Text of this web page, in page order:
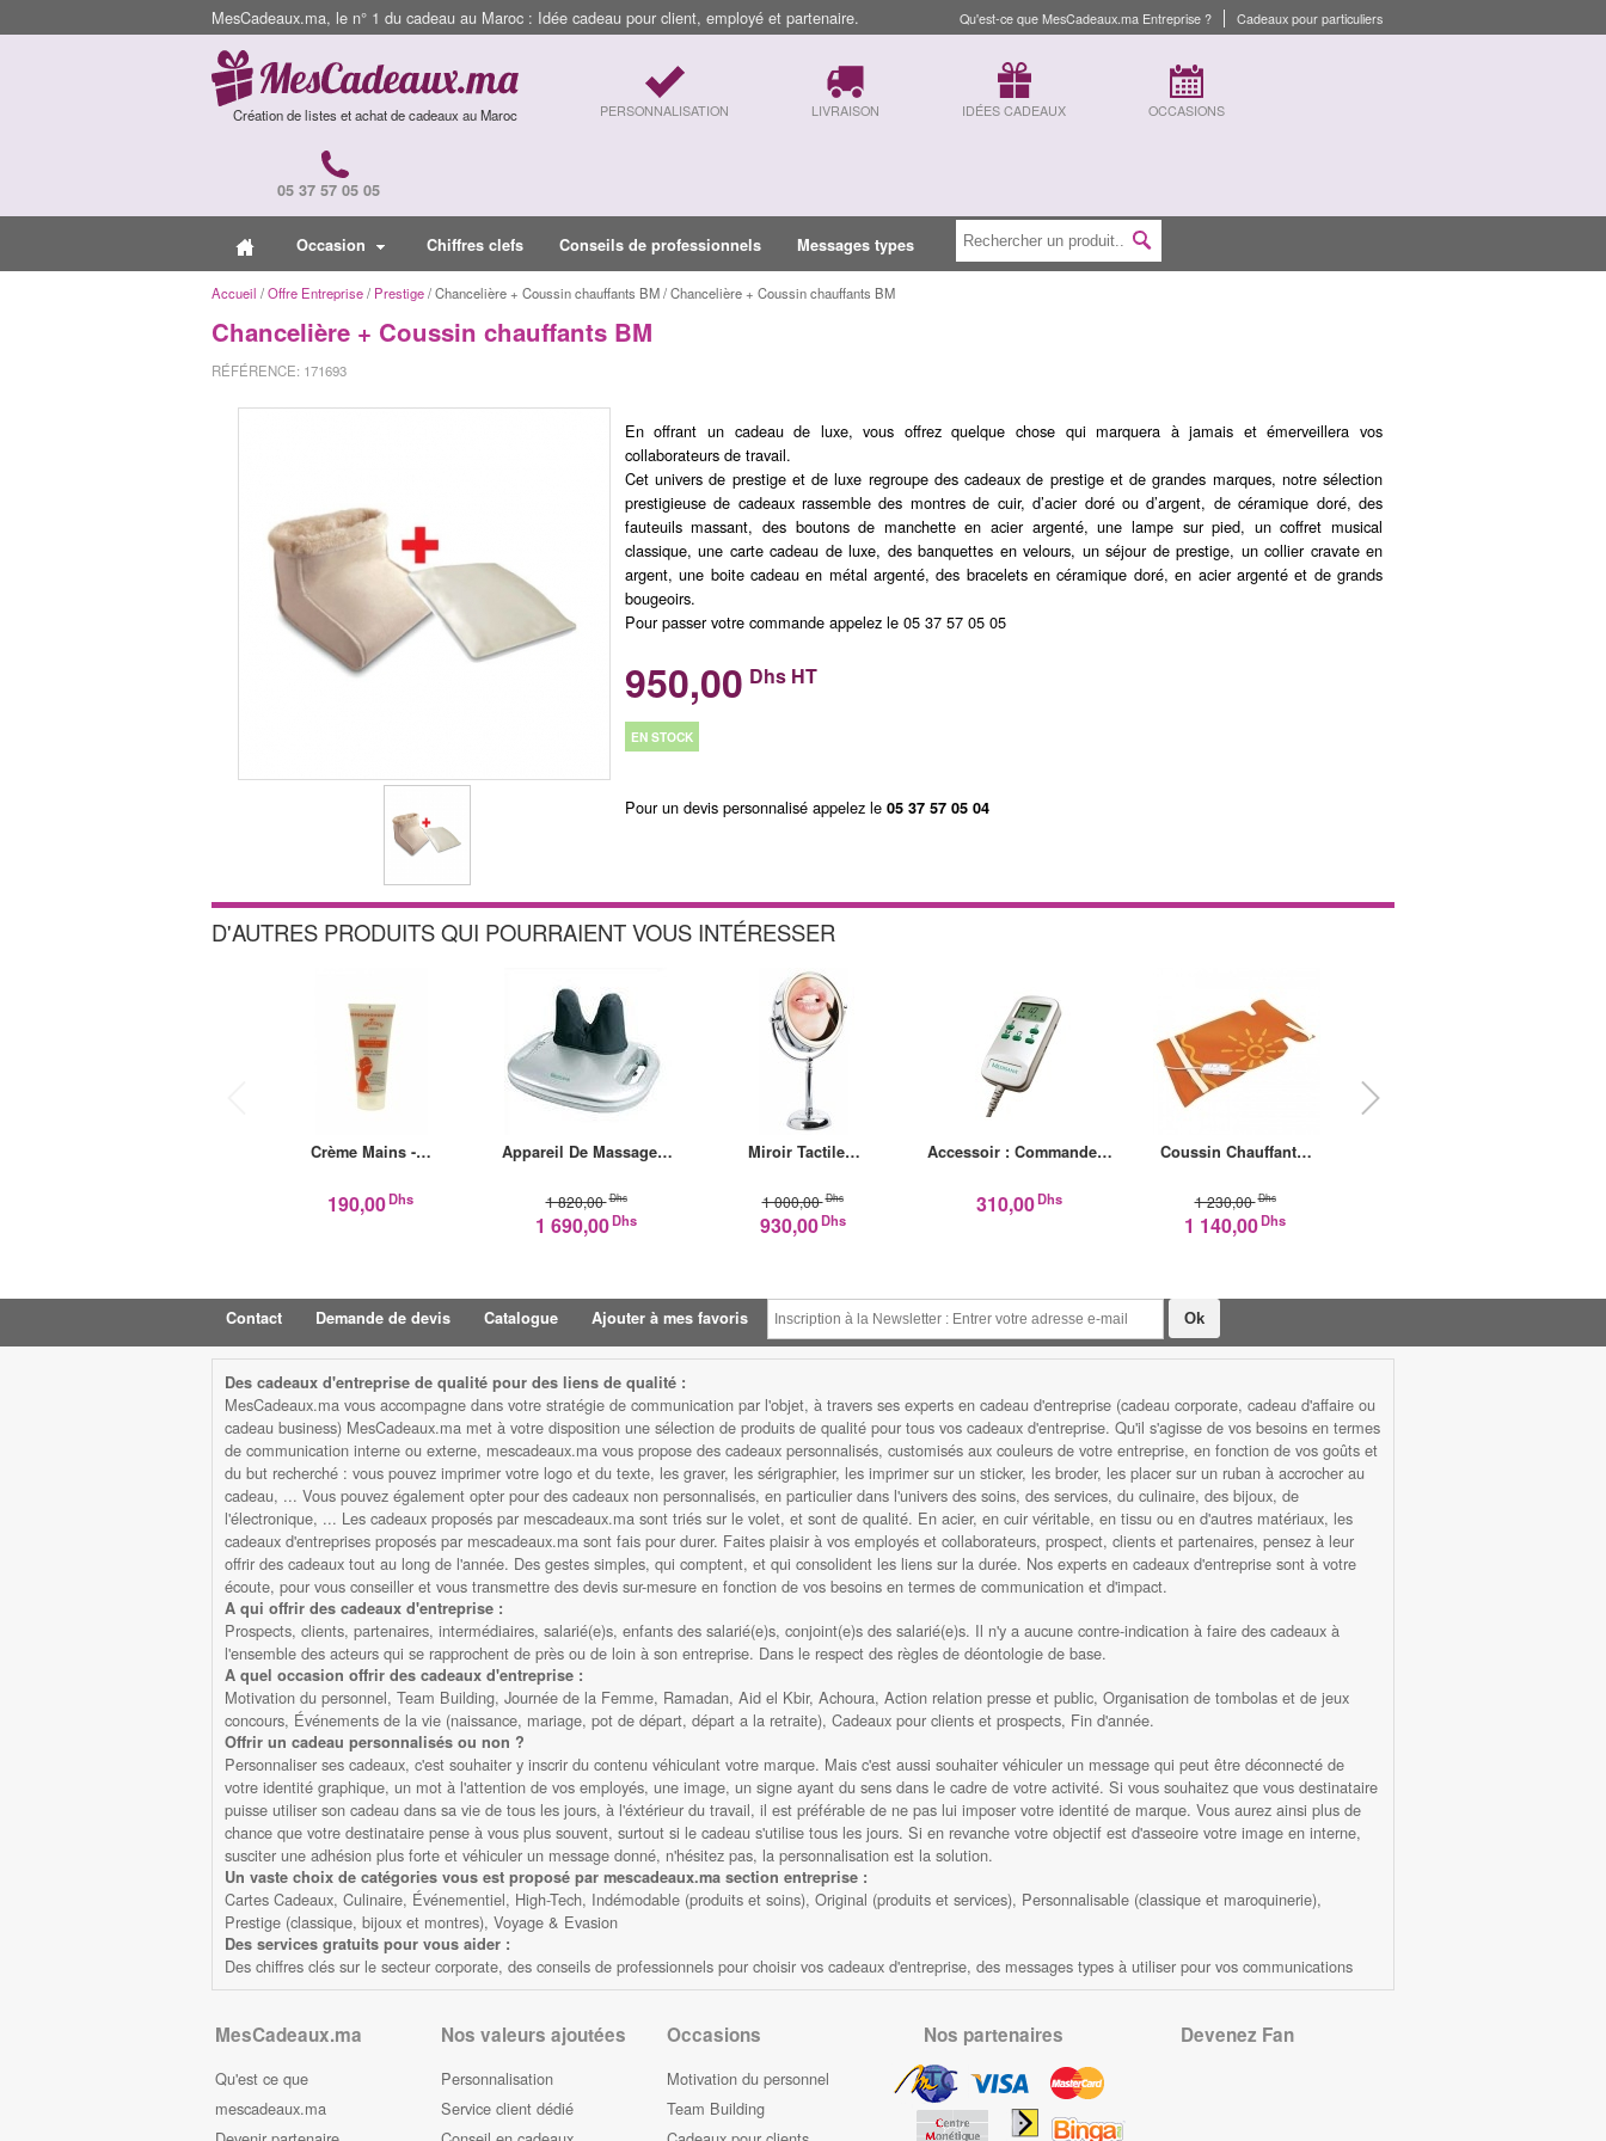
MesCadeaux.ma, le n° 1 du cadeau au Maroc : Idée cadeau pour client, employé et partenaire. Cadeaux pour particuliers
Qu'est-ce que MesCadeaux.ma Entreprise ?
Création de listes et achat de cadeaux au Maroc PERSONNALISATION LIVRAISON IDÉES CADEAUX OCCASIONS
05 37 57 05 05
Occasion Chiffres clefs Conseils de professionnels Messages types
Accueil /Offre Entreprise/ Prestige/ Chancelière + Coussin chauffants BM / Chancelière + Coussin chauffants BM
Chancelière + Coussin chauffants BM
RÉFÉRENCE: 171693
En offrant un cadeau de luxe, vous offrez quelque chose qui marquera à jamais et émerveillera vos
collaborateurs de travail.
Cet univers de prestige et de luxe regroupe des cadeaux de prestige et de grandes marques, notre sélection
prestigieuse de cadeaux rassemble des montres de cuir, d’acier doré ou d’argent, de céramique doré, des
fauteuils massant, des boutons de manchette en acier argenté, une lampe sur pied, un coffret musical
classique, une carte cadeau de luxe, des banquettes en velours, un séjour de prestige, un collier cravate en
argent, une boite cadeau en métal argenté, des bracelets en céramique doré, en acier argenté et de grands
bougeoirs.
Pour passer votre commande appelez le 05 37 57 05 05
950,00 Dhs HT
EN STOCK
Pour un devis personnalisé appelez le 05 37 57 05 04
D'AUTRES PRODUITS QUI POURRAIENT VOUS INTÉRESSER
Crème Mains -…
190,00Dhs
Appareil De Massage…
1 820,00Dhs
1 690,00Dhs
Miroir Tactile…
1 000,00Dhs
930,00Dhs
Accessoir : Commande…
310,00Dhs
Coussin Chauffant…
1 230,00Dhs
1 140,00Dhs
Contact Demande de devis Catalogue Ajouter à mes favoris
Des cadeaux d'entreprise de qualité pour des liens de qualité :
MesCadeaux.ma vous accompagne dans votre stratégie de communication par l'objet, à travers ses experts en cadeau d'entreprise (cadeau corporate, cadeau d'affaire ou
cadeau business) MesCadeaux.ma met à votre disposition une sélection de produits de qualité pour tous vos cadeaux d'entreprise. Qu'il s'agisse de vos besoins en termes
de communication interne ou externe, mescadeaux.ma vous propose des cadeaux personnalisés, customisés aux couleurs de votre entreprise, en fonction de vos goûts et
du but recherché : vous pouvez imprimer votre logo et du texte, les graver, les sérigraphier, les imprimer sur un sticker, les broder, les placer sur un ruban à accrocher au
cadeau, ... Vous pouvez également opter pour des cadeaux non personnalisés, en particulier dans l'univers des soins, des services, du culinaire, des bijoux, de
l'électronique, ... Les cadeaux proposés par mescadeaux.ma sont triés sur le volet, et sont de qualité. En acier, en cuir véritable, en tissu ou en d'autres matériaux, les
cadeaux d'entreprises proposés par mescadeaux.ma sont fais pour durer. Faites plaisir à vos employés et collaborateurs, prospect, clients et partenaires, pensez à leur
offrir des cadeaux tout au long de l'année. Des gestes simples, qui comptent, et qui consolident les liens sur la durée. Nos experts en cadeaux d'entreprise sont à votre
écoute, pour vous conseiller et vous transmettre des devis sur-mesure en fonction de vos besoins en termes de communication et d'impact.
A qui offrir des cadeaux d'entreprise :
Prospects, clients, partenaires, intermédiaires, salarié(e)s, enfants des salarié(e)s, conjoint(e)s des salarié(e)s. Il n'y a aucune contre-indication à faire des cadeaux à
l'ensemble des acteurs qui se rapprochent de près ou de loin à son entreprise. Dans le respect des règles de déontologie de base.
A quel occasion offrir des cadeaux d'entreprise :
Motivation du personnel, Team Building, Journée de la Femme, Ramadan, Aid el Kbir, Achoura, Action relation presse et public, Organisation de tombolas et de jeux
concours, Événements de la vie (naissance, mariage, pot de départ, départ a la retraite), Cadeaux pour clients et prospects, Fin d'année.
Offrir un cadeau personnalisés ou non ?
Personnaliser ses cadeaux, c'est souhaiter y inscrir du contenu véhiculant votre marque. Mais c'est aussi souhaiter véhiculer un message qui peut être déconnecté de
votre identité graphique, un mot à l'attention de vos employés, une image, un signe ayant du sens dans le cadre de votre activité. Si vous souhaitez que vous destinataire
puisse utiliser son cadeau dans sa vie de tous les jours, à l'éxtérieur du travail, il est préférable de ne pas lui imposer votre identité de marque. Vous aurez ainsi plus de
chance que votre destinataire pense à vous plus souvent, surtout si le cadeau s'utilise tous les jours. Si en revanche votre objectif est d'asseoire votre image en interne,
susciter une adhésion plus forte et véhiculer un message donné, n'hésitez pas, la personnalisation est la solution.
Un vaste choix de catégories vous est proposé par mescadeaux.ma section entreprise :
Cartes Cadeaux, Culinaire, Événementiel, High-Tech, Indémodable (produits et soins), Original (produits et services), Personnalisable (classique et maroquinerie),
Prestige (classique, bijoux et montres), Voyage & Evasion
Des services gratuits pour vous aider :
Des chiffres clés sur le secteur corporate, des conseils de professionnels pour choisir vos cadeaux d'entreprise, des messages types à utiliser pour vos communications
MesCadeaux.ma
Qu'est ce que
mescadeaux.ma
Nos valeurs ajoutées
Personnalisation
Service client dédié
Occasions
Motivation du personnel
Team Building
Nos partenaires Devenez Fan